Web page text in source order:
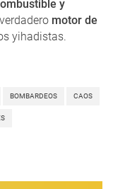
y
motor de
yihadistas.
BOMBARDEOS CAOS